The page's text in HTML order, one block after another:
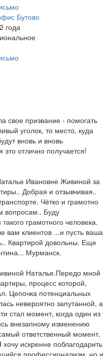
Бутово
года
призвание - помогать
уголок, то место, куда
вновь и вновь
отлично получается!
Ивановне Живиной за
Добрая и отзывчивая..
Чётко и грамотно
вопросам.. Буду
грамотного человека.
вам клиентов ...и пусть ваша
Квартирой довольны. Еще
Мурманск.
Наталье.Передо мной
процесс которой,
Цепочка потенциальных
невероятно запутанной, а
стал момент, когда один из
внезапному изменению
ответственный момент,
искренне поблагодарить
профессионализм, но и